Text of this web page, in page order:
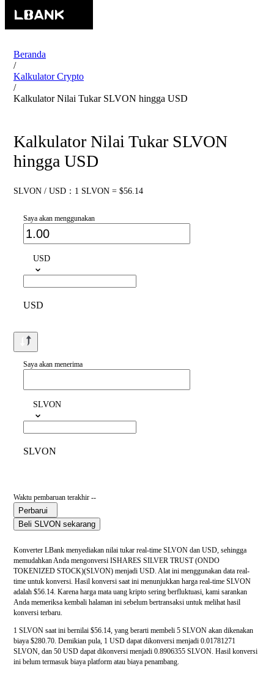
Beranda
/
Kalkulator Crypto
/
Kalkulator Nilai Tukar SLVON hingga USD
Kalkulator Nilai Tukar SLVON
hingga USD
SLVON / USD：1 SLVON = $56.14
Saya akan menggunakan
USD
USD
Saya akan menerima
SLVON
SLVON
Waktu pembaruan terakhir --
Perbarui
Beli SLVON sekarang
Konverter LBank menyediakan nilai tukar real-time SLVON dan USD, sehingga
memudahkan Anda mengonversi ISHARES SILVER TRUST (ONDO
TOKENIZED STOCK)(SLVON) menjadi USD. Alat ini menggunakan data real-
time untuk konversi. Hasil konversi saat ini menunjukkan harga real-time SLVON
adalah $56.14. Karena harga mata uang kripto sering berfluktuasi, kami sarankan
Anda memeriksa kembali halaman ini sebelum bertransaksi untuk melihat hasil
konversi terbaru.
1 SLVON saat ini bernilai $56.14, yang berarti membeli 5 SLVON akan dikenakan
biaya $280.70. Demikian pula, 1 USD dapat dikonversi menjadi 0.01781271
SLVON, dan 50 USD dapat dikonversi menjadi 0.8906355 SLVON. Hasil konversi
ini belum termasuk biaya platform atau biaya penambang.